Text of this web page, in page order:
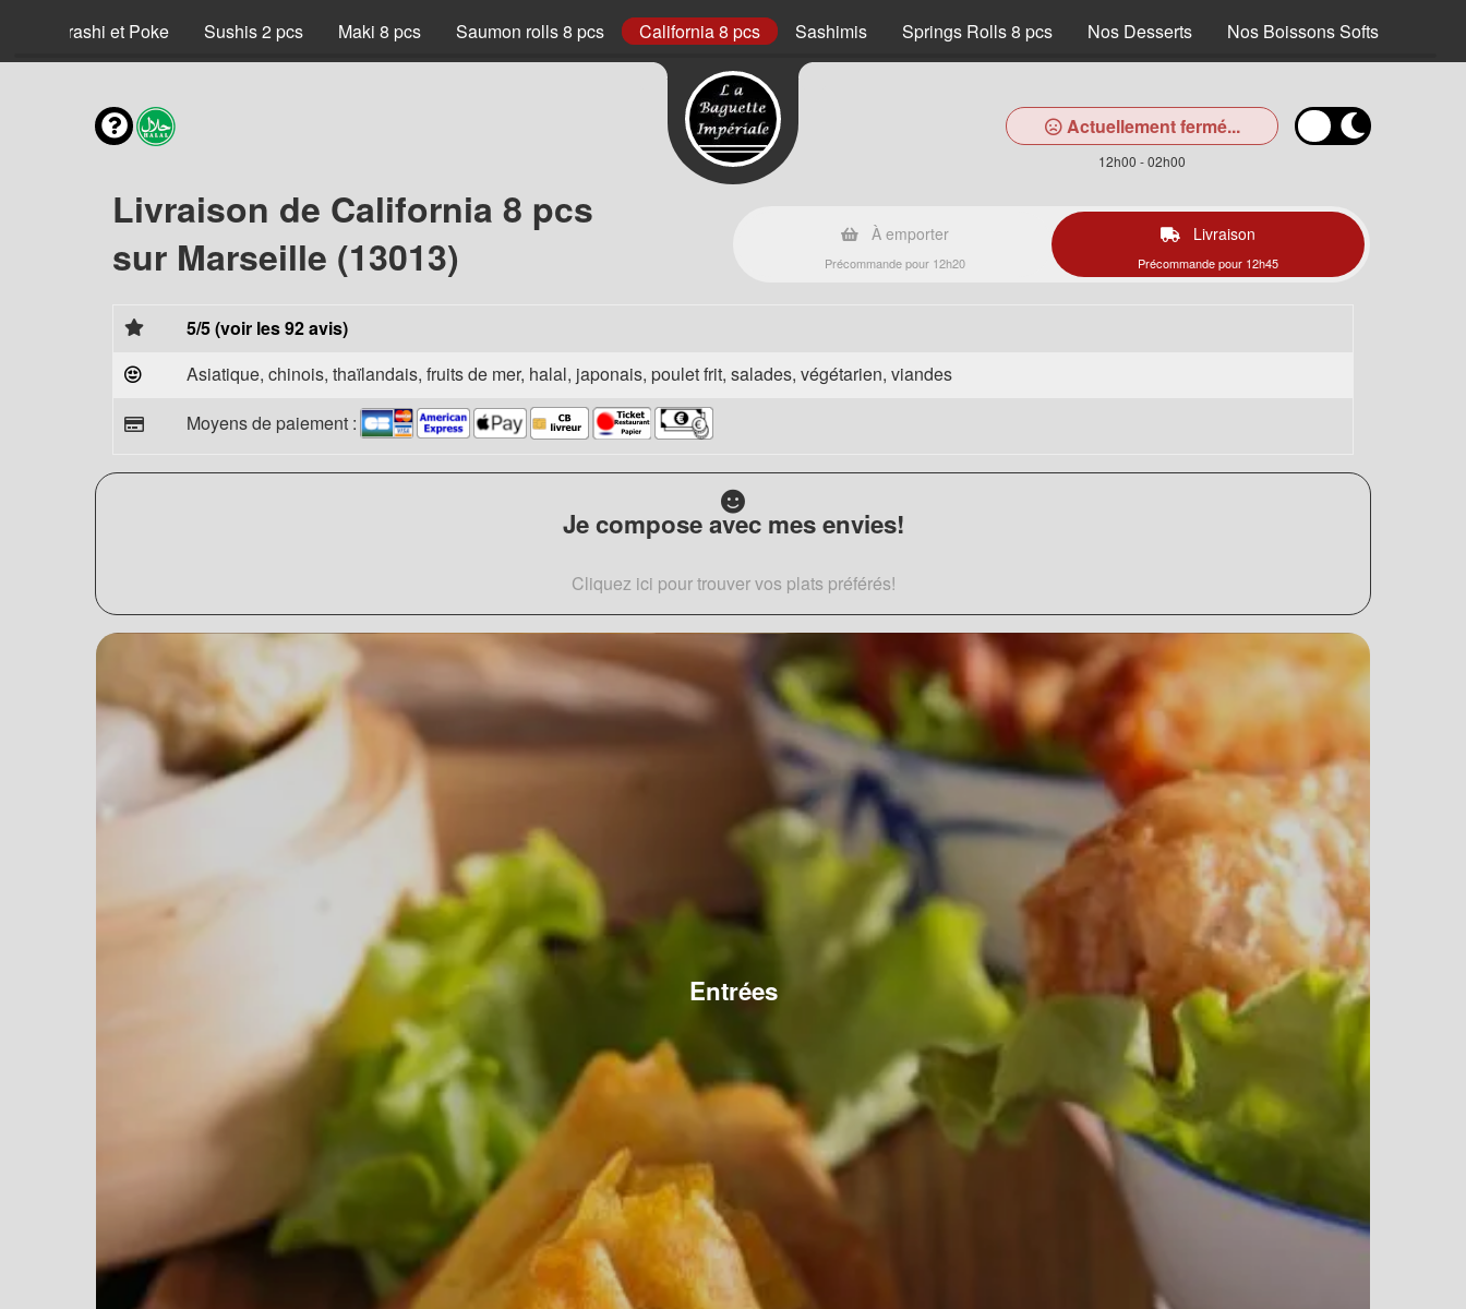
Chirashi et Poke Sushis 2 pcs Maki 8 pcs Saumon rolls 8 pcs California 8 pcs Sashimis Springs Rolls 8 pcs Nos Desserts Nos Boissons Softs
Actuellement fermé...
12h00 - 02h00
Livraison de California 8 pcs
sur Marseille (13013)
À emporter
Précommande pour 12h20
Livraison
Précommande pour 12h45
5/5 (voir les 92 avis)
Asiatique, chinois, thaïlandais, fruits de mer, halal, japonais, poulet frit, salades, végétarien, viandes
Moyens de paiement :
Je compose avec mes envies!
Cliquez ici pour trouver vos plats préférés!
Entrées